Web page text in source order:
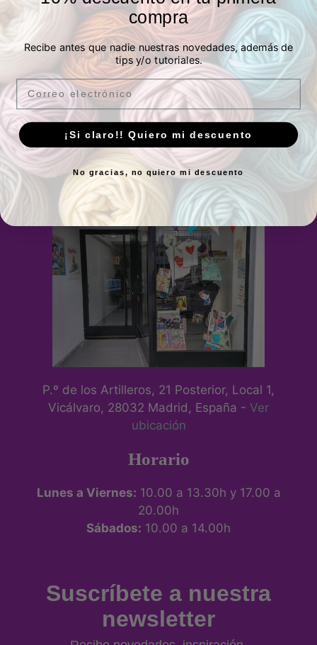
Siguiendo el hilo
Tienda de telas y lanas en Madrid
Tienda autorizada Katia
Tienda física
P.º de los Artilleros, 21 Posterior, Local 1,
Vicálvaro, 28032 Madrid, España - Ver
ubicación
Horario
Lunes a Viernes: 10.00 a 13.30h y 17.00 a
20.00h
Sábados: 10.00 a 14.00h
Suscríbete a nuestra
newsletter
compra
Recibe antes que nadie nuestras novedades, además de
tips y/o tutoriales.
Email
¡Si claro!! Quiero mi descuento
No gracias, no quiero mi descuento